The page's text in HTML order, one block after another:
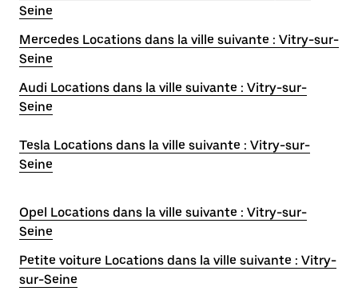
Seine
Mercedes Locations dans la ville suivante : Vitry-sur-
Seine
Audi Locations dans la ville suivante : Vitry-sur-
Seine
Tesla Locations dans la ville suivante : Vitry-sur-
Seine
Opel Locations dans la ville suivante : Vitry-sur-
Seine
Petite voiture Locations dans la ville suivante : Vitry-
sur-Seine